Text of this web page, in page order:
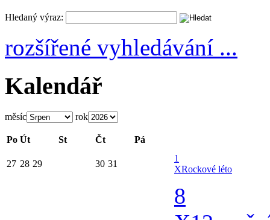
Hledaný výraz:
rozšířené vyhledávání ...
Kalendář
měsíc rok
Po Út St Čt Pá
27 28 29 30 31
1
XRockové léto
8